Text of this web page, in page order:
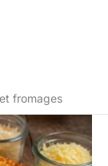
fromages